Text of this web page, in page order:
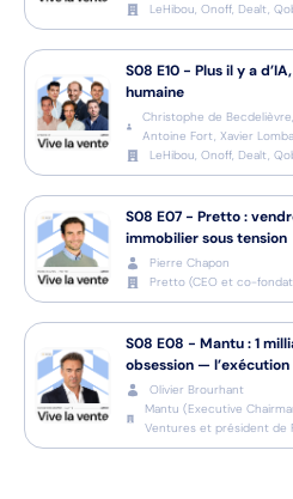
LeHibou, Onoff, Dealt,
S08 E10 - Plus il y a
humaine
Christophe de
Antoine Fort, Xavier
LeHibou, Onoff, Dealt,
S08 E07 - Pretto :
immobilier sous tension
Pierre Chapon
Pretto (CEO et co-
S08 E08 - Mantu : 1
obsession — l’exécution
Olivier Brourhant
Mantu (Executive
Ventures et président de